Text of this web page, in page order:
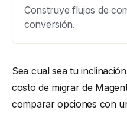
Construye flujos de
conversión.
Sea cual sea tu
costo de migrar de
comparar opciones con